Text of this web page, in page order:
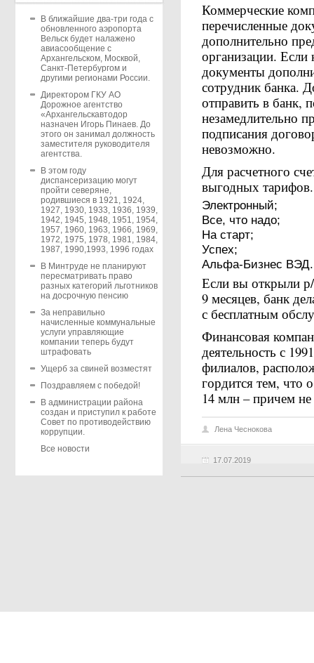
В ближайшие два-три года с
обновленного аэропорта
Вельск будет налажено
авиасообщение с
Архангельском, Москвой,
Санкт-Петербургом и
другими регионами России.
Директором ГКУ АО
Дорожное агентство
«Архангельскавтодор
назначен Игорь Пинаев. До
этого он занимал должность
заместителя руководителя
агентства.
В этом году
диспансеризацию могут
пройти северяне,
родившиеся в 1921, 1924,
1927, 1930, 1933, 1936, 1939,
1942, 1945, 1948, 1951, 1954,
1957, 1960, 1963, 1966, 1969,
1972, 1975, 1978, 1981, 1984,
1987, 1990,1993, 1996 годах
В Минтруде не планируют
пересматривать право
разных категорий льготников
на досрочную пенсию
За неправильно
начисленные коммунальные
услуги управляющие
компании теперь будут
штрафовать
Ущерб за свиней возместят
Поздравляем с победой!
В администрации района
создан и приступил к работе
Совет по противодействию
коррупции.
Все новости
Коммерческие
перечисленные
дополнительно
организации. Если
документы
сотрудник банка.
отправить в банк,
незамедлительно
подписания
невозможно.
Для расчетного
выгодных
Электронный;
Все, что надо;
На старт;
Успех;
Альфа-Бизнес ВЭД.
Если вы открыли
9 месяцев, банк
с бесплатным
Финансовая
деятельность с
филиалов,
гордится тем, что
14 млн – причем
17.07.2019
Лена Чеснокова